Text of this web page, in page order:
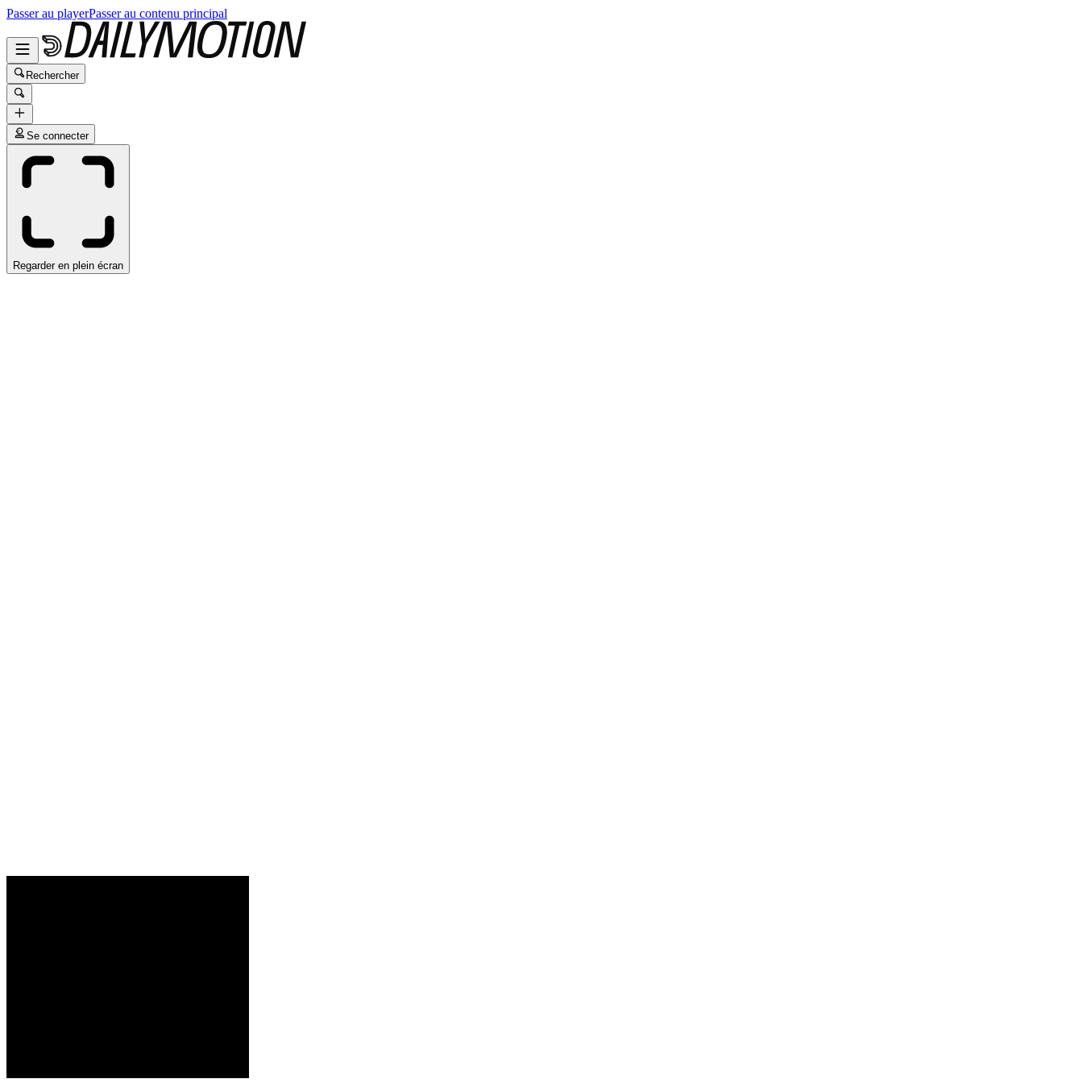
Passer au playerPasser au contenu principal
Rechercher
Se connecter
Regarder en plein écran